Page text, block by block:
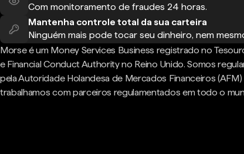
Com monitoramento de fraudes 24 horas.
Mantenha controle total da sua carteira
Ninguém mais pode tocar seu dinheiro, nem
Morse é um Money Services Business registrado no
e Financial Conduct Authority no Reino Unido. Somos
pela Autoridade Holandesa de Mercados Financeiros (AFM)
trabalhamos com parceiros regulamentados em todo o